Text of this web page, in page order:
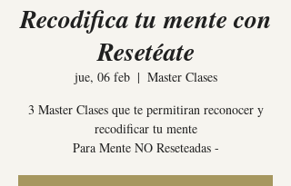
Recodifica tu mente con
Resetéate
jue, 06 feb
  |
Master Clases
3 Master Clases que te permitiran reconocer y
recodificar tu mente
Para Mente NO Reseteadas -